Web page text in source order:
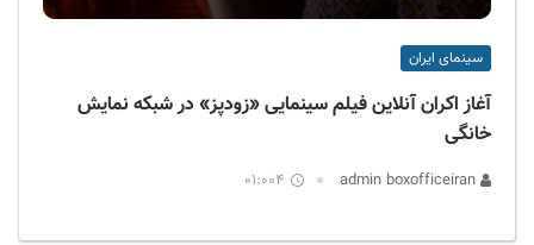
سینمای ایران
آغاز اکران آنلاین فیلم سینمایی «زودپز» در شبکه نمایش
خانگی
01:004